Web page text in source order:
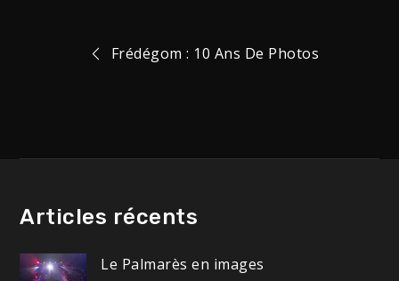
Navigation
l’article
Frédégom : 10 Ans De Photos
Articles récents
Le Palmarès en images